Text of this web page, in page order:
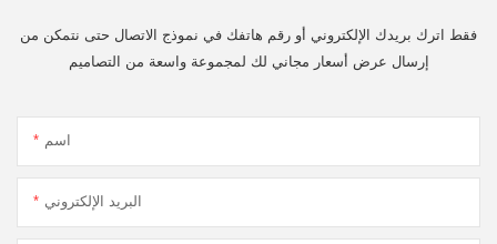
فقط اترك بريدك الإلكتروني أو رقم هاتفك في نموذج الاتصال حتى نتمكن من
إرسال عرض أسعار مجاني لك لمجموعة واسعة من التصاميم
اسم
البريد الإلكتروني